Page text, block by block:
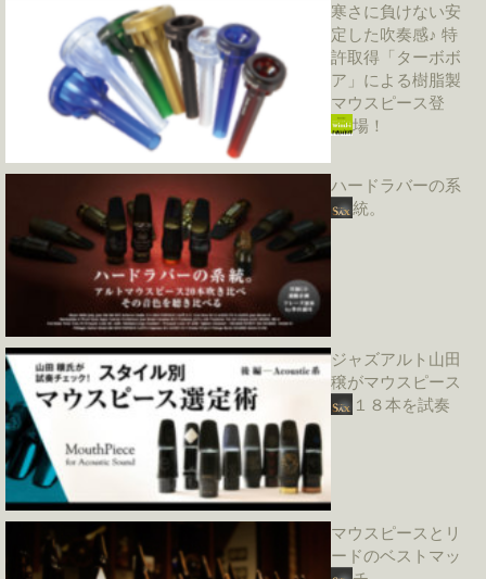
寒さに負けない安
定した吹奏感♪ 特
許取得「ターボボ
ア」による樹脂製
マウスピース登
場！
ハードラバーの系
統。
ジャズアルト山田
穣がマウスピース
１８本を試奏
マウスピースとリ
ードのベストマッ